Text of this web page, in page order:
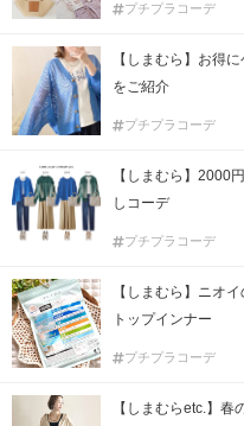
プチプラコーデ
【しまむら】お得
をご紹介
プチプラコーデ
【しまむら】2000
しコーデ
プチプラコーデ
【しまむら】ニオ
トップインナー
プチプラコーデ
【しまむらetc.】